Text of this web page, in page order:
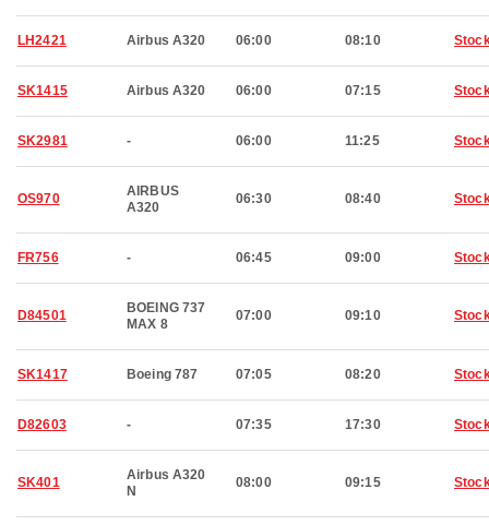
LH2421 Airbus A320 06:00 08:10
SK1415 Airbus A320 06:00 07:15
SK2981 - 06:00 11:25
OS970
AIRBUS
A320
06:30 08:40
FR756 - 06:45 09:00
D84501
BOEING 737
MAX 8
07:00 09:10
SK1417 Boeing 787 07:05 08:20
D82603 - 07:35 17:30
SK401
Airbus A320
N
08:00 09:15